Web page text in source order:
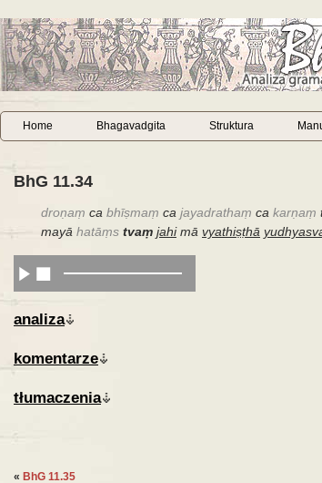
Home Bhagavadgita Struktura
BhG 11.34
droṇaṃ ca bhīṣmaṃ ca jayadrathaṃ ca karṇaṃ
mayā hatāṃs tvaṃ jahimā vyathiṣṭhā
analiza
komentarze
tłumaczenia
« BhG 11.35